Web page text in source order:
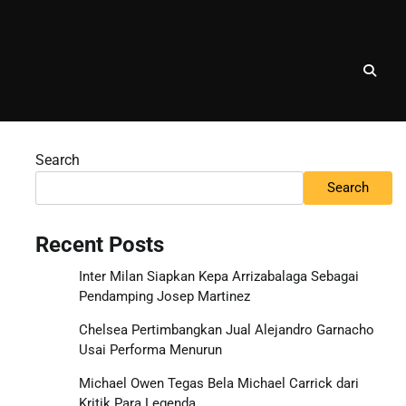
Search
Search
Recent Posts
Inter Milan Siapkan Kepa Arrizabalaga Sebagai
Pendamping Josep Martinez
Chelsea Pertimbangkan Jual Alejandro Garnacho
Usai Performa Menurun
Michael Owen Tegas Bela Michael Carrick dari